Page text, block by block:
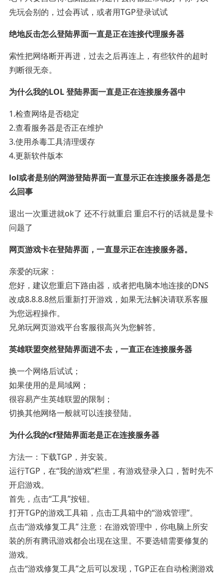
先玩会别的，过会再试，或者用TGP登录试试
绝地反击怎么登陆界面一直是正在连接代理服务器
索性把网络断开再进，过去之后再连上，有些软件的超时
判断很无奈。
为什么我的LOL 登陆界面一直是正在连接服务器中
1.检查网络是否稳定
2.查看服务器是否正在维护
3.使用杀毒工具清理缓存
4.更新软件版本
lol或者是别的网游登陆界面一直显示正在连接服务器是怎
么回事
退出一次重进就ok了 还不行就重启 重启不行的话就是显卡
问题了
网页游戏卡在登陆界面，一直显示正在连接服务器。
亲爱的玩家：
您好，建议您重启下路由器，或者把电脑本地连接的DNS
改成8.8.8.8然后重新打开游戏，如果无法解决请联系客服
为您远程操作。
兄弟玩网页游戏平台客服很高兴为您解答。
英雄联盟突然登陆界面进不去，一直正在连接服务器
换一个网络后试试；
如果使用的是局域网；
很容易产生英雄联盟的限制；
切换其他网络一般就可以连接登陆。
为什么我的cf登陆界面老是正在连接服务器
方法一：下载TGP，并安装。
运行TGP，在“我的游戏”栏里，有游戏登录入口，暂时先不
开启游戏。
首先，点击“工具”按钮。
打开TGP的游戏工具箱，点击工具箱中的“游戏管理”。
点击“游戏修复工具” 注意：在游戏管理中，你电脑上所安
装的所有腾讯游戏都会出现在这里。不要选错需要修复的
游戏。
点击“游戏修复工具”之后可以发现，TGP正在自动检测游戏